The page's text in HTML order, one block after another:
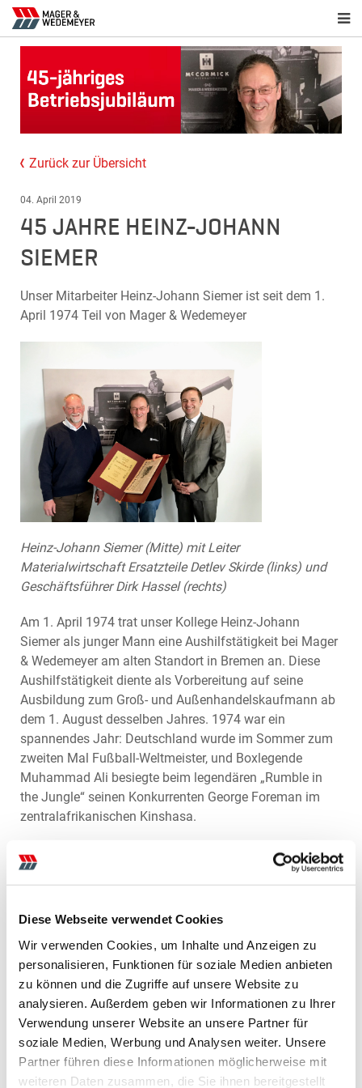
Diese Webseite verwendet Cookies
Wir verwenden Cookies, um Inhalte und Anzeigen zu
personalisieren, Funktionen für soziale Medien anbieten
zu können und die Zugriffe auf unsere Website zu
analysieren. Außerdem geben wir Informationen zu Ihrer
Verwendung unserer Website an unsere Partner für
soziale Medien, Werbung und Analysen weiter. Unsere
Partner führen diese Informationen möglicherweise mit
weiteren Daten zusammen, die Sie ihnen bereitgestellt
Zurück zur Übersicht
04. April 2019
45 JAHRE HEINZ-JOHANN
SIEMER
Unser Mitarbeiter Heinz-Johann Siemer ist seit dem 1.
April 1974 Teil von Mager & Wedemeyer
Heinz-Johann Siemer (Mitte) mit Leiter
Materialwirtschaft Ersatzteile Detlev Skirde (links) und
Geschäftsführer Dirk Hassel (rechts)
Am 1. April 1974 trat unser Kollege Heinz-Johann
Siemer als junger Mann eine Aushilfstätigkeit bei Mager
& Wedemeyer am alten Standort in Bremen an. Diese
Aushilfstätigkeit diente als Vorbereitung auf seine
Ausbildung zum Groß- und Außenhandelskaufmann ab
dem 1. August desselben Jahres. 1974 war ein
spannendes Jahr: Deutschland wurde im Sommer zum
zweiten Mal Fußball-Weltmeister, und Boxlegende
Muhammad Ali besiegte beim legendären „Rumble in
the Jungle“ seinen Konkurrenten George Foreman im
zentralafrikanischen Kinshasa.
Die Entscheidung für unser Haus fiel Siemer leicht, seine
Eltern kommen selbst aus der Landwirtschaft und waren
Ersatzteilausgabe am Kundentresen beschäftigt, zu
einer Zeit, als Kundenservice und das Holen der Teile
aus dem Lager noch von einer Person übernommen
wurden. Auch an eine elektronische Datenverarbeitung
war nicht zu denken: jeder der vielen tausend Ersatzteil-
Artikel hatte eine eigene DINA5-Karteikarte, auch die
Auftragsverarbeitung im Lager wurde noch größtenteils